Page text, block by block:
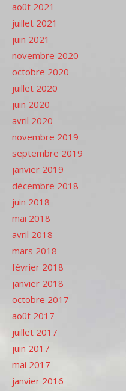
août 2021
juillet 2021
juin 2021
novembre 2020
octobre 2020
juillet 2020
juin 2020
avril 2020
novembre 2019
septembre 2019
janvier 2019
décembre 2018
juin 2018
mai 2018
avril 2018
mars 2018
février 2018
janvier 2018
octobre 2017
août 2017
juillet 2017
juin 2017
mai 2017
janvier 2016